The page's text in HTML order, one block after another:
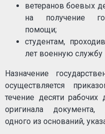
ветеранов боевых
на получение
помощи;
студентам,
лет военную службу
Назначение
осуществляется
течение десяти
оригинала документа,
одного из оснований,